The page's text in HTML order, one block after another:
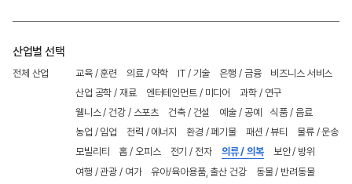
산업별 선택
전체 산업 교육 / 훈련 의료 / 약학 IT / 기술 은행 / 금융
비즈니스 서비스
산업 공학 / 재료
엔터테인먼트 / 미디어
과학 / 연구
웰니스 / 건강 / 스포츠
건축 / 건설 예술 / 공예
식품 / 음료
농업 / 임업
전력 / 에너지 환경 / 폐기물 패션 / 뷰티
물류 / 운송
모빌리티
홈 / 오피스 전기 / 전자 의류 / 의복
보안 / 방위
여행 / 관광 / 여가
유아/육아용품, 출산 건강
동물 / 반려동물